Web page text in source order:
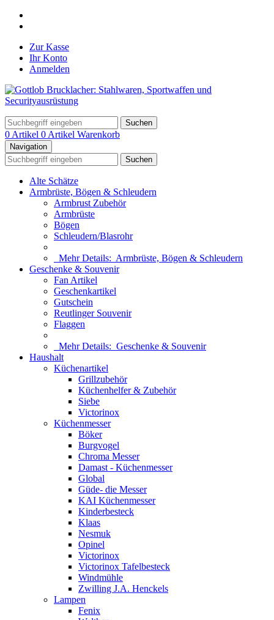
Zur Kasse
Ihr Konto
Anmelden
Suchen
0 Artikel 0 Artikel Warenkorb
Navigation
Suchen
Alte Schätze
Armbrüste, Bögen & Schleudern
Armbrust Zubehör
Armbrüste
Bögen
Schleudern/Blasrohr
Mehr Details: Armbrüste, Bögen & Schleudern
Geschenke & Souvenir
Fan Artikel
Geschenkartikel
Gutschein
Reutlinger Souvenir
Flaggen
Mehr Details: Geschenke & Souvenir
Haushalt
Küchenartikel
Grillzubehör
Küchenhelfer & Zubehör
Siebe
Victorinox
Küchenmesser
Böker
Burgvogel
Chroma Messer
Damast - Küchenmesser
Global
Güde- die Messer
KAI Küchenmesser
Kinderbesteck
Klaas
Nesmuk
Opinel
Victorinox
Victorinox Tafelbesteck
Windmühle
Zwilling J.A. Henckels
Lampen
Fenix